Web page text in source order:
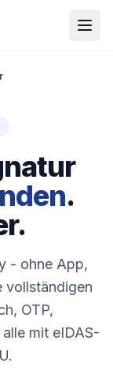
.
- ohne App,
vollständigen
OTP,
mit eIDAS-